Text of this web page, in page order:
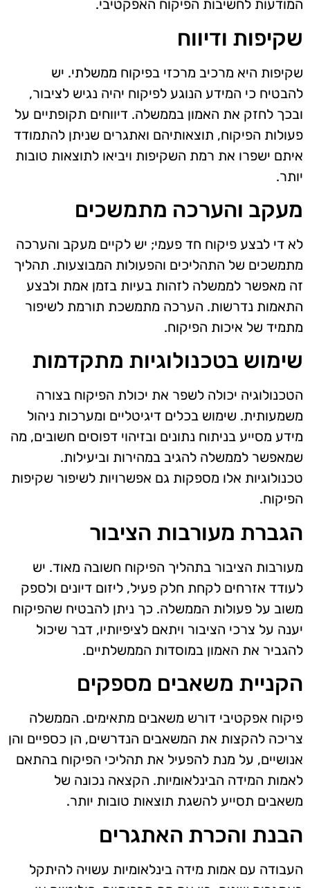
המודעות לחשיבות הפיקוח האפקטיבי.
שקיפות ודיווח
שקיפות היא מרכיב מרכזי בפיקוח ממשלתי. יש
להבטיח כי המידע הנוגע לפיקוח יהיה נגיש לציבור,
ובכך לחזק את האמון בממשלה. דיווחים תקופתיים על
פעולות הפיקוח, תוצאותיהם ואתגרים שניתן להתמודד
איתם ישפרו את רמת השקיפות ויביאו לתוצאות טובות
יותר.
מעקב והערכה מתמשכים
לא די לבצע פיקוח חד פעמי; יש לקיים מעקב והערכה
מתמשכים של התהליכים והפעולות המבוצעות. תהליך
זה מאפשר לממשלה לזהות בעיות בזמן אמת ולבצע
התאמות נדרשות. הערכה מתמשכת תורמת לשיפור
מתמיד של איכות הפיקוח.
שימוש בטכנולוגיות מתקדמות
הטכנולוגיה יכולה לשפר את יכולת הפיקוח בצורה
משמעותית. שימוש בכלים דיגיטליים ומערכות ניהול
מידע מסייע בניתוח נתונים ובזיהוי דפוסים חשובים, מה
שמאפשר לממשלה להגיב במהירות וביעילות.
טכנולוגיות אלו מספקות גם אפשרויות לשיפור שקיפות
הפיקוח.
הגברת מעורבות הציבור
מעורבות הציבור בתהליך הפיקוח חשובה מאוד. יש
לעודד אזרחים לקחת חלק פעיל, ליזום דיונים ולספק
משוב על פעולות הממשלה. כך ניתן להבטיח שהפיקוח
יענה על צרכי הציבור ויתאם לציפיותיו, דבר שיכול
להגביר את האמון במוסדות הממשלתיים.
הקניית משאבים מספקים
פיקוח אפקטיבי דורש משאבים מתאימים. הממשלה
צריכה להקצות את המשאבים הנדרשים, הן כספיים והן
אנושיים, על מנת להפעיל את תהליכי הפיקוח בהתאם
לאמות המידה הבינלאומיות. הקצאה נכונה של
משאבים תסייע להשגת תוצאות טובות יותר.
הבנת והכרת האתגרים
העבודה עם אמות מידה בינלאומיות עשויה להיתקל